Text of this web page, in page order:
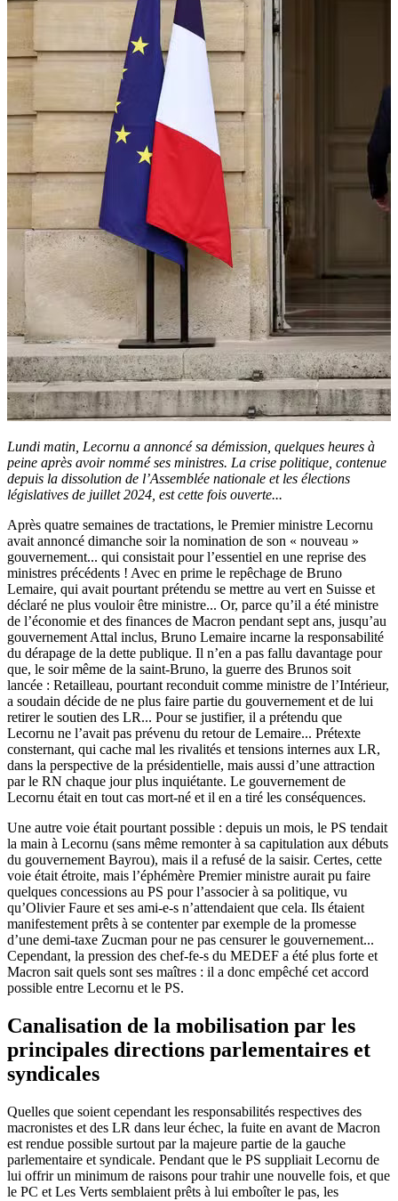
Lundi matin , Lecornu a annoncé sa démission, quelques heures à
peine après avoir nommé ses ministres. La crise politique, contenue
depuis la dissolution de l’Assemblée nationale et les élections
législatives de juillet 2024, est cette fois ouverte...
Après quatre semaines de tractations, le Premier ministre Lecornu
avait annoncé dimanche soir la nomination de son « nouveau »
gouvernement... qui consistait pour l’essentiel en une reprise des
ministres précédents ! Avec en prime le repêchage de Bruno
Lemaire, qui avait pourtant prétendu se mettre au vert en Suisse et
déclaré ne plus vouloir être ministre... Or, parce qu’il a été ministre
de l’économie et des finances de Macron pendant sept ans, jusqu’au
gouvernement Attal inclus, Bruno Lemaire incarne la responsabilité
du dérapage de la dette publique. Il n’en a pas fallu davantage pour
que, le soir même de la saint-Bruno, la guerre des Brunos soit
lancée : Retailleau, pourtant reconduit comme ministre de l’Intérieur,
a soudain décide de ne plus faire partie du gouvernement et de lui
retirer le soutien des LR... Pour se justifier, il a prétendu que
Lecornu ne l’avait pas prévenu du retour de Lemaire... Prétexte
consternant, qui cache mal les rivalités et tensions internes aux LR,
dans la perspective de la présidentielle, mais aussi d’une attraction
par le RN chaque jour plus inquiétante. Le gouvernement de
Lecornu était en tout cas mort-né et il en a tiré les conséquences.
Une autre voie était pourtant possible : depuis un mois, le PS tendait
la main à Lecornu (sans même remonter à sa capitulation aux débuts
du gouvernement Bayrou), mais il a refusé de la saisir. Certes, cette
voie était étroite, mais l’éphémère Premier ministre aurait pu faire
quelques concessions au PS pour l’associer à sa politique, vu
qu’Olivier Faure et ses ami-e-s n’attendaient que cela. Ils étaient
manifestement prêts à se contenter par exemple de la promesse
d’une demi-taxe Zucman pour ne pas censurer le gouvernement...
Cependant, la pression des chef-fe-s du MEDEF a été plus forte et
Macron sait quels sont ses maîtres : il a donc empêché cet accord
possible entre Lecornu et le PS.
Canalisation de la mobilisation par les
principales directions parlementaires et
syndicales
Quelles que soient cependant les responsabilités respectives des
macronistes et des LR dans leur échec, la fuite en avant de Macron
est rendue possible surtout par la majeure partie de la gauche
parlementaire et syndicale. Pendant que le PS suppliait Lecornu de
lui offrir un minimum de raisons pour trahir une nouvelle fois, et que
le PC et Les Verts semblaient prêts à lui emboîter le pas, les